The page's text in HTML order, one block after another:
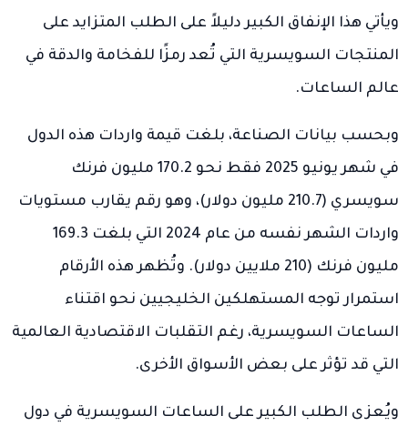
ويأتي هذا الإنفاق الكبير دليلاً على الطلب المتزايد على
المنتجات السويسرية التي تُعد رمزًا للفخامة والدقة في
عالم الساعات.
وبحسب بيانات الصناعة، بلغت قيمة واردات هذه الدول
في شهر يونيو 2025 فقط نحو 170.2 مليون فرنك
سويسري (210.7 مليون دولار)، وهو رقم يقارب مستويات
واردات الشهر نفسه من عام 2024 التي بلغت 169.3
مليون فرنك (210 ملايين دولار). وتُظهر هذه الأرقام
استمرار توجه المستهلكين الخليجيين نحو اقتناء
الساعات السويسرية، رغم التقلبات الاقتصادية العالمية
التي قد تؤثر على بعض الأسواق الأخرى.
ويُعزى الطلب الكبير على الساعات السويسرية في دول